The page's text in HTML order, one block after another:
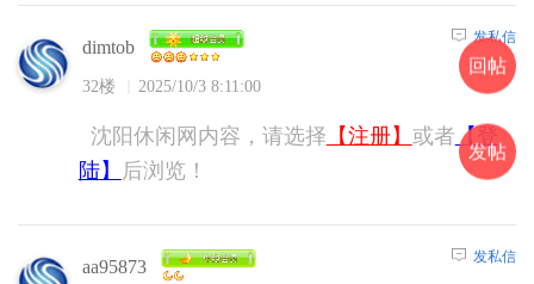
dimtob
32楼 2025/10/3 8:11:00
发私信
沈阳休闲网内容，请选择 【注册】 或者 【登
陆】
后浏览！
aa95873 发私信
回帖
发帖